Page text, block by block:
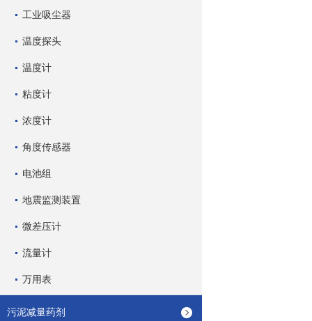
工业吸尘器
温度探头
温度计
粘度计
浓度计
角度传感器
电池组
地震监测装置
微差压计
流量计
万用表
污泥减量药剂